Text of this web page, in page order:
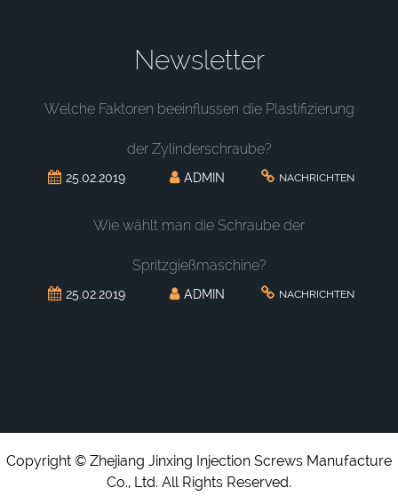
Newsletter
Welche Faktoren beeinflussen die Plastifizierung
der Zylinderschraube?
25.02.2019 ADMIN NACHRICHTEN
Wie wählt man die Schraube der
Spritzgießmaschine?
25.02.2019 ADMIN NACHRICHTEN
Copyright © Zhejiang Jinxing Injection Screws Manufacture
Co., Ltd. All Rights Reserved.